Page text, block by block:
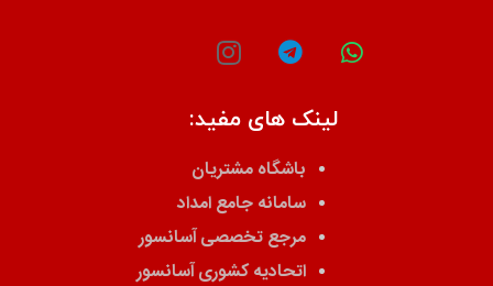
لینک های مفید:
باشگاه مشتریان
سامانه جامع امداد
مرجع تخصصی آسانسور
اتحادیه کشوری آسانسور